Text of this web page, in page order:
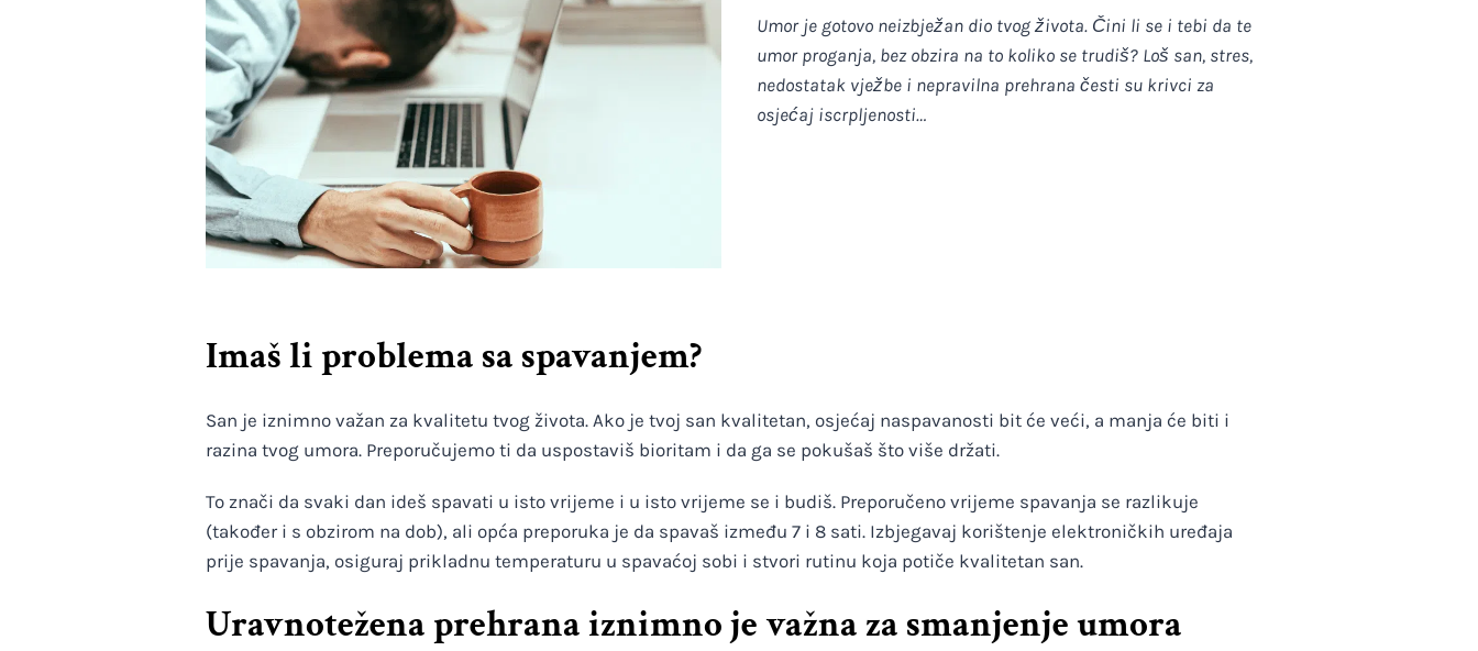
Umor je gotovo neizbježan dio tvog života. Čini li se i tebi da te
umor proganja, bez obzira na to koliko se trudiš? Loš san, stres,
nedostatak vježbe i nepravilna prehrana česti su krivci za
osjećaj iscrpljenosti…
Imaš li problema sa spavanjem?
San je iznimno važan za kvalitetu tvog života. Ako je tvoj san kvalitetan, osjećaj naspavanosti bit će veći, a manja će biti i
razina tvog umora. Preporučujemo ti da uspostaviš bioritam i da ga se pokušaš što više držati.
To znači da svaki dan ideš spavati u isto vrijeme i u isto vrijeme se i budiš. Preporučeno vrijeme spavanja se razlikuje
(također i s obzirom na dob), ali opća preporuka je da spavaš između 7 i 8 sati. Izbjegavaj korištenje elektroničkih uređaja
prije spavanja, osiguraj prikladnu temperaturu u spavaćoj sobi i stvori rutinu koja potiče kvalitetan san.
Uravnotežena prehrana iznimno je važna za smanjenje umora